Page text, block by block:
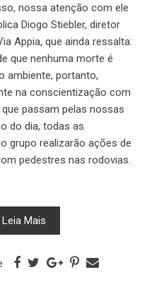
nossa atenção com ele
Diogo Stiebler, diretor
Appia, que ainda ressalta:
que nenhuma morte é
ambiente, portanto,
na conscientização com
passam pelas nossas
do dia, todas as
grupo realizarão ações de
pedestres nas rodovias.
Leia Mais